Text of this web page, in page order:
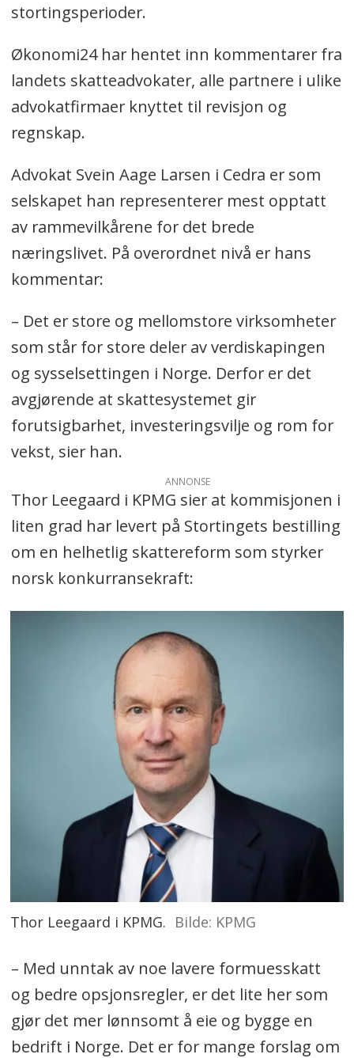
stortingsperioder.
Økonomi24 har hentet inn kommentarer fra
landets skatteadvokater, alle partnere i ulike
advokatfirmaer knyttet til revisjon og
regnskap.
Advokat Svein Aage Larsen i Cedra er som
selskapet han representerer mest opptatt
av rammevilkårene for det brede
næringslivet. På overordnet nivå er hans
kommentar:
– Det er store og mellomstore virksomheter
som står for store deler av verdiskapingen
og sysselsettingen i Norge. Derfor er det
avgjørende at skattesystemet gir
forutsigbarhet, investeringsvilje og rom for
vekst, sier han.
ANNONSE
Thor Leegaard i KPMG sier at kommisjonen i
liten grad har levert på Stortingets bestilling
om en helhetlig skattereform som styrker
norsk konkurransekraft:
Thor Leegaard i KPMG. KPMG
– Med unntak av noe lavere formuesskatt
og bedre opsjonsregler, er det lite her som
gjør det mer lønnsomt å eie og bygge en
bedrift i Norge. Det er for mange forslag om